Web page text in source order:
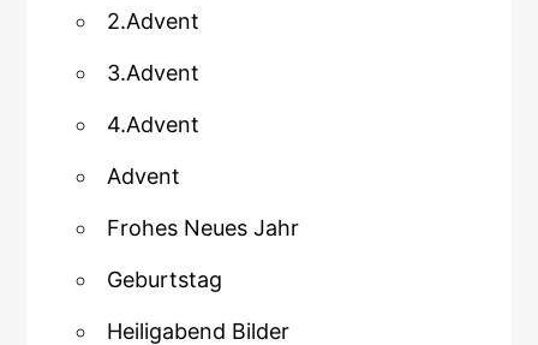
2.Advent
3.Advent
4.Advent
Advent
Frohes Neues Jahr
Geburtstag
Heiligabend Bilder